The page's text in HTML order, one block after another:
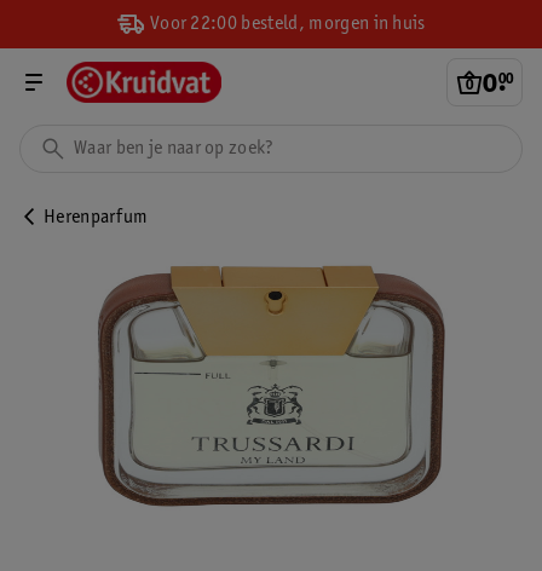
Voor 22:00 besteld, morgen in huis
0.
00
Herenparfum